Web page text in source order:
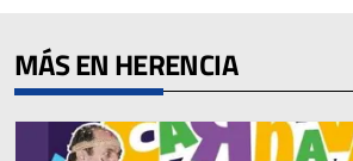
MÁS EN HERENCIA